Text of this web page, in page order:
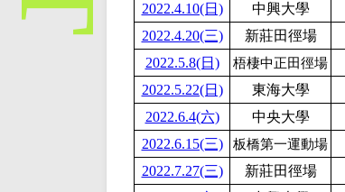
2022.4.10(日)
中興大學
2022.4.20(三)
新莊田徑場
2022.5.8(日)
梧棲中正田徑場
2022.5.22(日)
東海大學
2022.6.4(六)
中央大學
2022.6.15(三)
板橋第一運動場
2022.7.27(三)
新莊田徑場